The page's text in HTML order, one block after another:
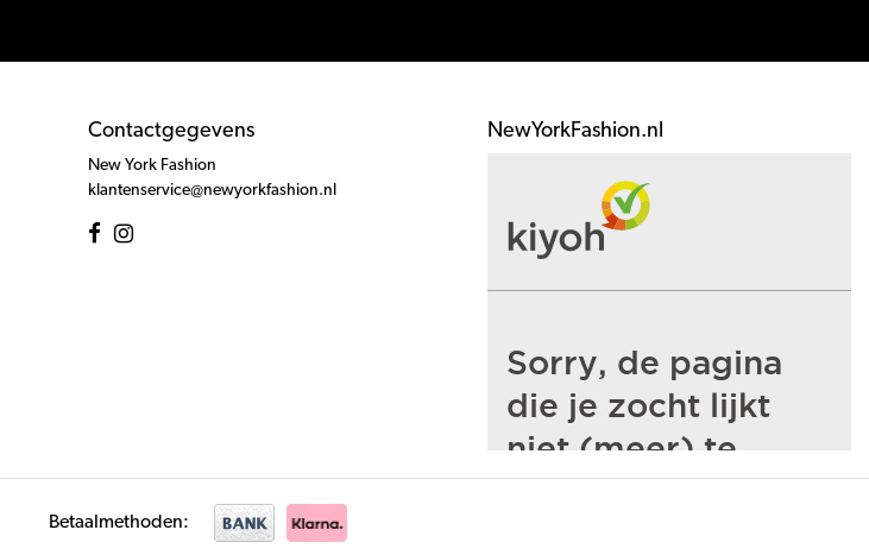
Contactgegevens
New York Fashion
klantenservice@newyorkfashion.nl
NewYorkFashion.nl
Betaalmethoden: